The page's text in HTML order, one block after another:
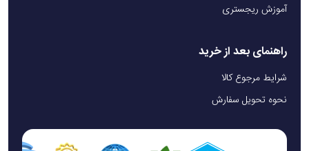
آموزش ریجستری
راهنمای بعد از خرید
شرایط مرجوع کالا
نحوه تحویل سفارش